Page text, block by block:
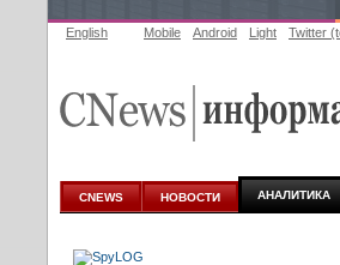
аналитике
English Mobile Android Light Twitter
CNEWS НОВОСТИ АНАЛИТИКА